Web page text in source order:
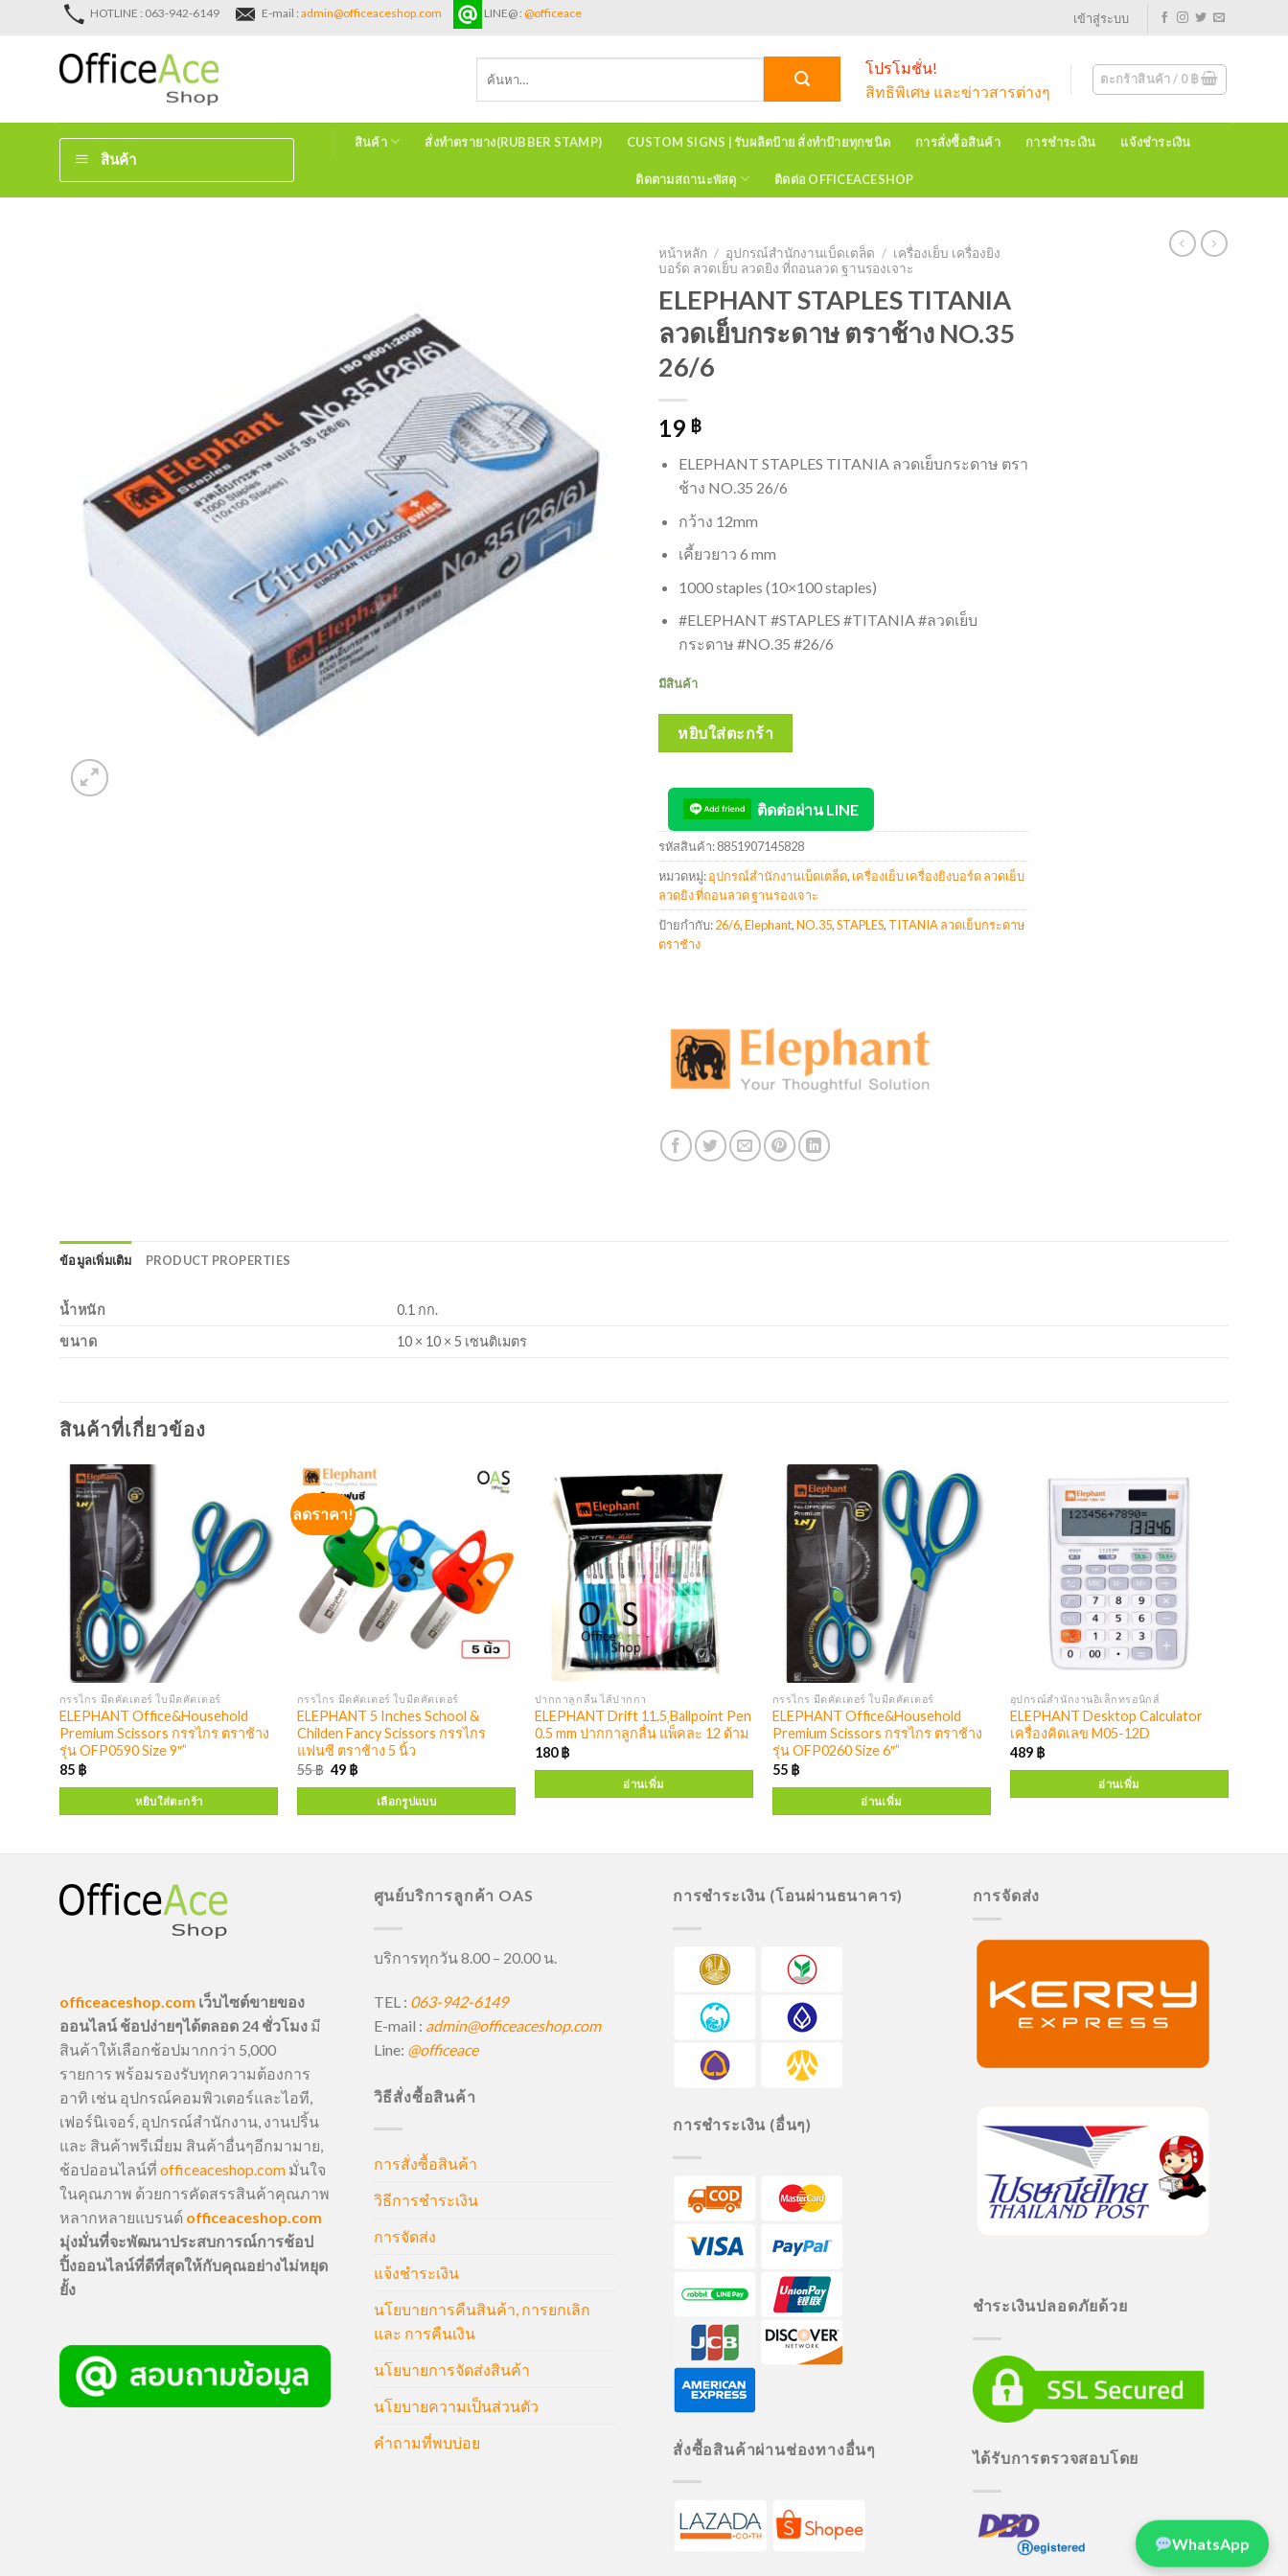
HOTLINE : 063-942-6149 E-mail : admin@officeaceshop.com LINE@ : @officeace เข้าสู่ระบบ
โปรโมชั่น!
สิทธิพิเศษ และข่าวสารต่างๆ
ตะกร้าสินค้า / 0฿
สินค้า
สินค้า สั่งทำตรายาง(RUBBER STAMP) CUSTOM SIGNS | รับผลิตป้าย สั่งทำป้ายทุกชนิด การสั่งซื้อสินค้า การชำระเงิน แจ้งชำระเงิน
ติดตามสถานะพัสดุ ติดต่อ OFFICEACESHOP
หน้าหลัก / อุปกรณ์สำนักงานเบ็ดเตล็ด / เครื่องเย็บ เครื่องยิง
บอร์ด ลวดเย็บ ลวดยิง ที่ถอนลวด ฐานรองเจาะ
ELEPHANT STAPLES TITANIA
ลวดเย็บกระดาษ ตราช้าง NO.35
26/6
19 ฿
ELEPHANT STAPLES TITANIA ลวดเย็บกระดาษ ตรา
ช้าง NO.35 26/6
กว้าง 12mm
เคี้ยวยาว 6 mm
1000 staples (10×100 staples)
#ELEPHANT #STAPLES #TITANIA #ลวดเย็บ
กระดาษ #NO.35 #26/6
มีสินค้า
หยิบใส่ตะกร้า
ติดต่อผ่าน LINE
รหัสสินค้า:8851907145828
หมวดหมู่:อุปกรณ์สำนักงานเบ็ดเตล็ด, เครื่องเย็บ เครื่องยิงบอร์ด ลวดเย็บ
ลวดยิง ที่ถอนลวด ฐานรองเจาะ
ป้ายกำกับ:26/6,Elephant,NO.35,STAPLES, TITANIA ลวดเย็บกระดาษ
ตราช้าง
ข้อมูลเพิ่มเติม PRODUCT PROPERTIES
น้ำหนัก
0.1 กก.
ขนาด
10 × 10 × 5 เซนติเมตร
สินค้าที่เกี่ยวข้อง
กรรไกร มีดคัตเตอร์ ใบมีดคัตเตอร์
ELEPHANT Office&Household
Premium Scissors กรรไกร ตราช้าง
รุ่น OFP0590 Size 9″”
85 ฿
หยิบใส่ตะกร้า
ลดราคา!
กรรไกร มีดคัตเตอร์ ใบมีดคัตเตอร์
ELEPHANT 5 Inches School &
Childen Fancy Scissors กรรไกร
แฟนซี ตราช้าง 5 นิ้ว
55฿ 49 ฿
เลือกรูปแบบ
ปากกาลูกลื่น ไส้ปากกา
ELEPHANT Drift 11.5 ฺBallpoint Pen
0.5 mm ปากกาลูกลื่น แพ็คละ 12 ด้าม
180฿
อ่านเพิ่ม
กรรไกร มีดคัตเตอร์ ใบมีดคัตเตอร์
ELEPHANT Office&Household
Premium Scissors กรรไกร ตราช้าง
รุ่น OFP0260 Size 6″”
55 ฿
อ่านเพิ่ม
อุปกรณ์สำนักงานอิเล็กทรอนิกส์
ELEPHANT Desktop Calculator
เครื่องคิดเลข M05-12D
489 ฿
อ่านเพิ่ม
officeaceshop.com เว็บไซต์ขายของ
ออนไลน์ ช้อปง่ายๆได้ตลอด 24 ชั่วโมง มี
สินค้าให้เลือกช้อปมากกว่า 5,000
รายการ พร้อมรองรับทุกความต้องการ
อาทิ เช่น อุปกรณ์คอมพิวเตอร์และไอที,
เฟอร์นิเจอร์, อุปกรณ์สำนักงาน, งานปริ้น
และ สินค้าพรีเมี่ยม สินค้าอื่นๆอีกมามาย,
ช้อปออนไลน์ที่ officeaceshop.com มั่นใจ
ในคุณภาพ ด้วยการคัดสรรสินค้าคุณภาพ
หลากหลายแบรนด์ officeaceshop.com
มุ่งมั่นที่จะพัฒนาประสบการณ์การช้อป
ปิ้งออนไลน์ที่ดีที่สุดให้กับคุณอย่างไม่หยุด
ยั้ง
ศูนย์บริการลูกค้า OAS
บริการทุกวัน 8.00 – 20.00 น.
TEL : 063-942-6149
E-mail : admin@officeaceshop.com
Line: @officeace
วิธีสั่งซื้อสินค้า
การสั่งซื้อสินค้า
วิธีการชำระเงิน
การจัดส่ง
แจ้งชำระเงิน
นโยบายการคืนสินค้า, การยกเลิก
และ การคืนเงิน
นโยบายการจัดส่งสินค้า
นโยบายความเป็นส่วนตัว
คำถามที่พบบ่อย
การชำระเงิน (โอนผ่านธนาคาร)
การชำระเงิน (อื่นๆ)
สั่งซื้อสินค้าผ่านช่องทางอื่นๆ
การจัดส่ง
ชำระเงินปลอดภัยด้วย
ได้รับการตรวจสอบโดย
WhatsApp